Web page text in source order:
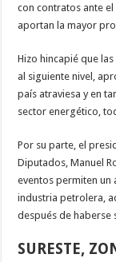
con contratos ante
aportan la mayor
Hizo hincapié que
al siguiente nivel,
país atraviesa y en
sector energético,
Por su parte, el
Diputados, Manuel
eventos permiten un
industria petrolera,
después de haberse
SURESTE,